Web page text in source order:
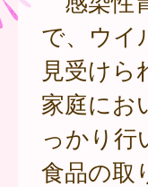
で、ウイ
見受けら
家庭にお
っかり行
食品の取